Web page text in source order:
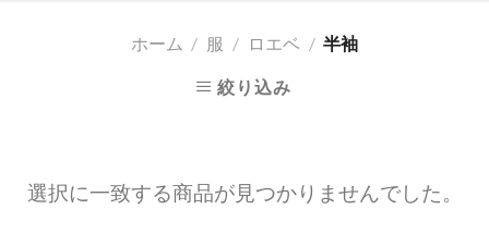
ホーム / 服 / ロエベ / 半袖
絞り込み
選択に一致する商品が見つかりませんでした。